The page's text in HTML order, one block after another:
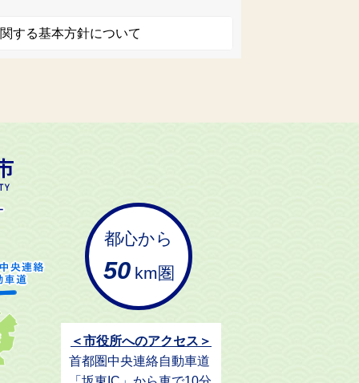
する基本方針について
都心から
50 km圏
＜市役所へのアクセス＞
首都圏中央連絡自動車道